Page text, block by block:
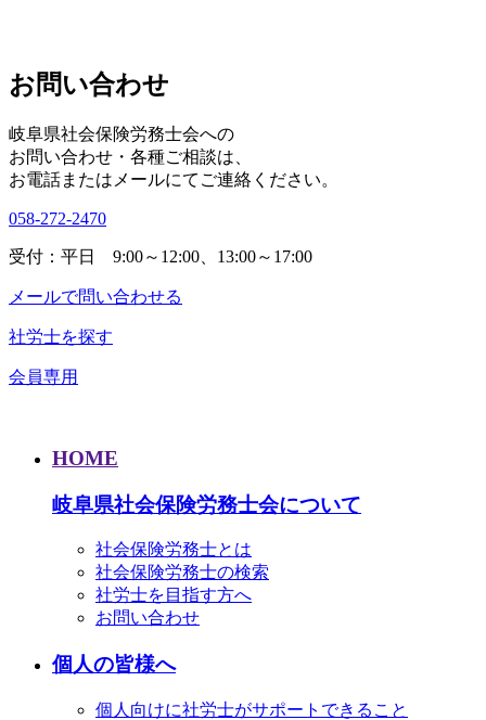
お問い合わせ
岐阜県社会保険労務士会への
お問い合わせ・各種ご相談は、
お電話またはメールにてご連絡ください。
058-272-2470
受付：平日 9:00～12:00、13:00～17:00
メールで問い合わせる
社労士を探す
会員専用
HOME
岐阜県社会保険労務士会について
社会保険労務士とは
社会保険労務士の検索
社労士を目指す方へ
お問い合わせ
個人の皆様へ
個人向けに社労士がサポートできること